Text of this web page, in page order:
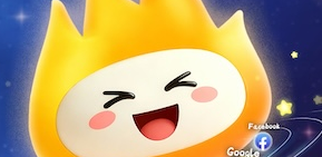
反对 [0]